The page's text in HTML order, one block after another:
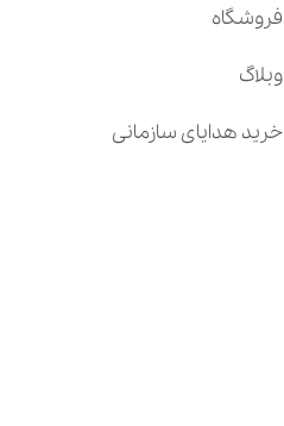
فروشگاه
وبلاگ
خرید هدایای سازمانی